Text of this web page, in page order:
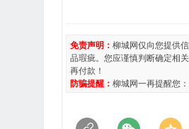
免责声明： 柳城网仅向您提供
品瑕疵。您应谨慎判断确定相
再付款！
防骗提醒： 柳城网一再提醒您